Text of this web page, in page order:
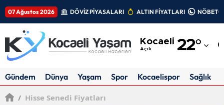
07 Ağustos 2026 DÖVİZ PİYASALARI ALTIN FİYATLARI
Kocaeli
Açık 22°
Adıyaman
Gündem Dünya Yaşam Spor Kocaelispor Sağlık
/ Hisse Senedi Fiyatları